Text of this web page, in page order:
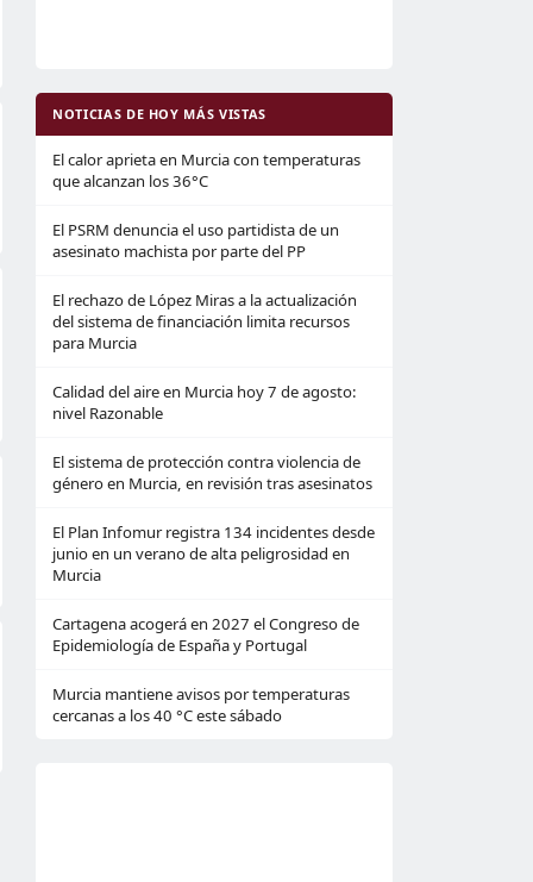
NOTICIAS DE HOY MÁS VISTAS
El calor aprieta en Murcia con temperaturas
que alcanzan los 36°C
El PSRM denuncia el uso partidista de un
asesinato machista por parte del PP
El rechazo de López Miras a la actualización
del sistema de financiación limita recursos
para Murcia
Calidad del aire en Murcia hoy 7 de agosto:
nivel Razonable
El sistema de protección contra violencia de
género en Murcia, en revisión tras asesinatos
El Plan Infomur registra 134 incidentes desde
junio en un verano de alta peligrosidad en
Murcia
Cartagena acogerá en 2027 el Congreso de
Epidemiología de España y Portugal
Murcia mantiene avisos por temperaturas
cercanas a los 40 °C este sábado